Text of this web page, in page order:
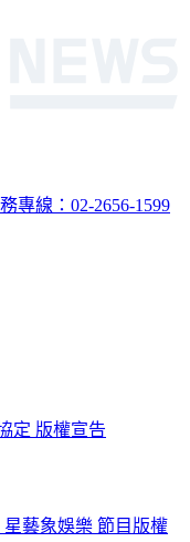
專線：02-2656-1599
定 版權宣告
星藝象娛樂 節目版權